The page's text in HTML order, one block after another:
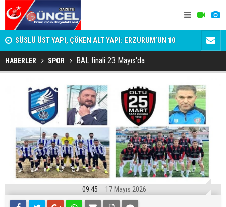
SÜSLÜ ÜST YAPI, ÇÖKEN ALT YAPI: ERZURUM’UN 10
DAKİKALIK GERÇEĞİ
Şehit
HABERLER SPOR BAL finali 23 Mayıs'da
09:45 17 Mayıs 2026